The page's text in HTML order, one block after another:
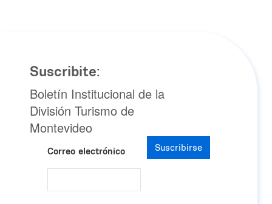
Suscribite:
Boletín Institucional de la
División Turismo de
Montevideo
Correo electrónico Suscribirse